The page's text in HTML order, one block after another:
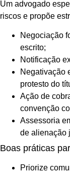
Um advogado
riscos e propõe
Negociação
escrito;
Notificação
Negativação
protesto do
Ação de
convenção
Assessoria
de alienação
Boas práticas
Priorize